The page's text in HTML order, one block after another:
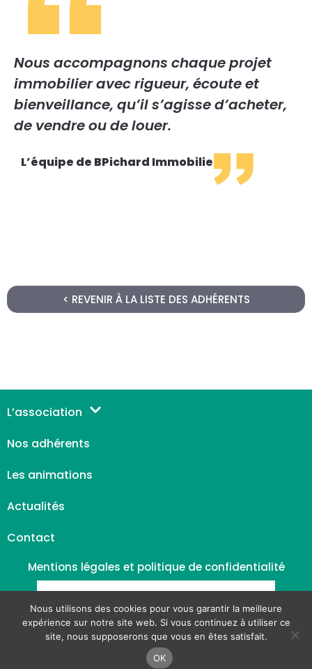
Nous accompagnons chaque projet
immobilier avec rigueur, écoute et
bienveillance, qu’il s’agisse d’acheter,
de vendre ou de louer.
L’équipe de BPichard Immobilier
< REVENIR À LA LISTE DES ADHÉRENTS
L’association
Nos adhérents
Les animations
Actualités
Contact
Mentions légales et politique de confidentialité
Nous utilisons des cookies pour vous garantir la meilleure
expérience sur notre site web. Si vous continuez à utiliser ce
site, nous supposerons que vous en êtes satisfait.
OK